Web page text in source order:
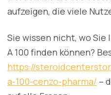
aufzeigen, die viele
Sie wissen nicht, wo
A 100 finden können?
https://
a-100-cenzo-pharma/ –